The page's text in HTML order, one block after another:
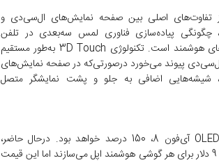
تفاوت‌های اصلی بین صفحه نمایش‌های ال‌سی‌دی و
OLED، چگونگی پیاده‌سازی فناوری لمس سه‌بعدی در تلفن
همراه‌های هوشمند است. تکنولوژی 3D Touch به‌طور مستقیم
ال‌سی‌دی پیوند می‌خورد درصورتی‌که در صفحه نمایش‌های
OLED، شیشه‌هایی اضافی به جلو و پشت نمایشگر متصل
سازندگان قطعات محصولات اپل می‌گویند افزایش قیمت صفحه نمایش OLED آی‌فون 8، 150 درصد خواهد بود. درحال‌ حاضر،
شرکت‌های TPK و General Interface Solution این قطعه را با قیمت 7 تا 9 دلار برای هر گوشی هوشمند اپل می‌سازند اما این قیمت